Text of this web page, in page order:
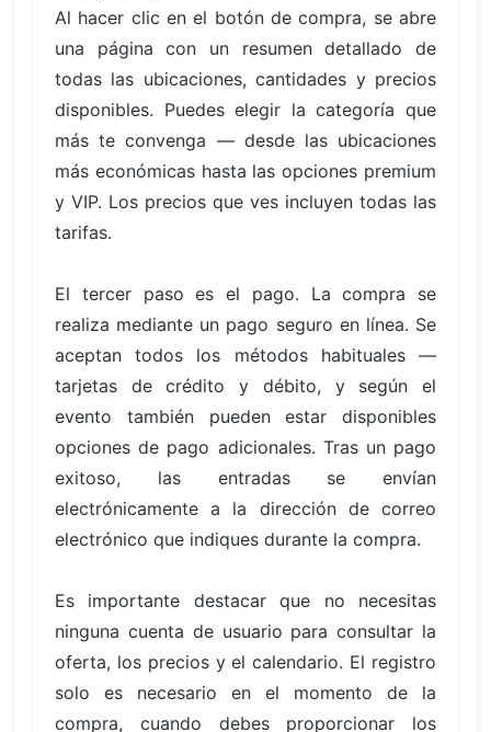
Al hacer clic en el botón de compra, se abre
una página con un resumen detallado de
todas las ubicaciones, cantidades y precios
disponibles. Puedes elegir la categoría que
más te convenga — desde las ubicaciones
más económicas hasta las opciones premium
y VIP. Los precios que ves incluyen todas las
tarifas.
El tercer paso es el pago. La compra se
realiza mediante un pago seguro en línea. Se
aceptan todos los métodos habituales —
tarjetas de crédito y débito, y según el
evento también pueden estar disponibles
opciones de pago adicionales. Tras un pago
exitoso, las entradas se envían
electrónicamente a la dirección de correo
electrónico que indiques durante la compra.
Es importante destacar que no necesitas
ninguna cuenta de usuario para consultar la
oferta, los precios y el calendario. El registro
solo es necesario en el momento de la
compra, cuando debes proporcionar los